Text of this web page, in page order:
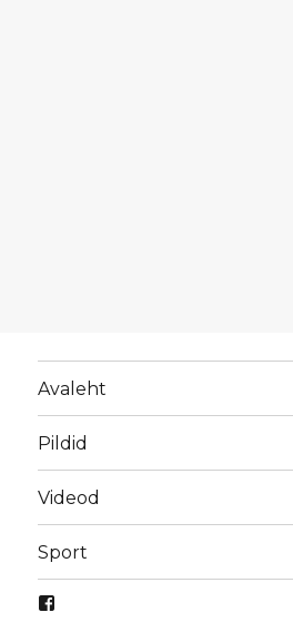
Avaleht
Pildid
Videod
Sport